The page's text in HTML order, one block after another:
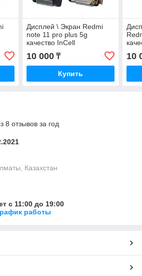
Дисплей \ Экран Redmi
note 11 pro plus 5g
качество InCell
10 000₸
Купить
10
8 отзывов за год
Казахстан
с 11:00 до 19:00
работы